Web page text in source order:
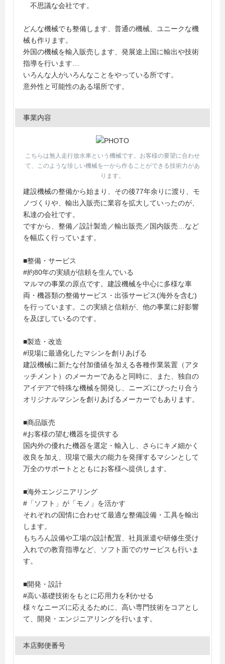
不思議な会社です。
どんな機械でも整備します、普通の機械、ユニークな機
械も作ります。
外国の機械を輸入販売します、発展途上国に輸出や技術
指導を行います…
いろんな人がいろんなことをやっている所です。
意外性と可能性のある場所です。
事業内容
こちらは無人走行放水車という機械です。お客様の要望に合わせ
て、このような珍しい機械を一から作ることができる技術力があ
ります。
建設機械の整備から始まり、その後77年余りに渡り、モ
ノづくりや、輸出入販売に業容を拡大していったのが、
私達の会社です。
ですから、整備／設計製造／輸出販売／国内販売…など
を幅広く行っています。
■整備・サービス
#約80年の実績が信頼を生んでいる
マルマの事業の原点です。建設機械を中心に多様な車
両・機器類の整備サービス・出張サービス(海外を含む)
を行っています。この実績と信頼が、他の事業に好影響
を及ぼしているのです。
■製造・改造
#現場に最適化したマシンを創りあげる
建設機械に新たな付加価値を加える各種作業装置（アタ
ッチメント）のメーカーであると同時に、また、独自の
アイデアで特殊な機械を開発し、ニーズにぴったり合う
オリジナルマシンを創りあげるメーカーでもあります。
■商品販売
#お客様の望む機器を提供する
国内外の優れた機器を選定・輸入し、さらにキメ細かく
改良を加え、現場で最大の能力を発揮するマシンとして
万全のサポートとともにお客様へ提供します。
■海外エンジニアリング
#「ソフト」が「モノ」を活かす
それぞれの国情に合わせて最適な整備設備・工具を輸出
します。
もちろん設備や工場の設計配置、社員派遣や研修生受け
入れでの教育指導など、ソフト面でのサービスも行いま
す。
■開発・設計
#高い基礎技術をもとに応用力を利かせる
様々なニーズに応えるために、高い専門技術をコアとし
て、開発・エンジニアリングを行います。
本店郵便番号